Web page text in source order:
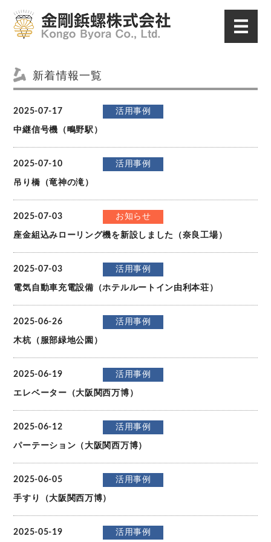
新着情報一覧
2025-07-17 活用事例
中継信号機（鴫野駅）
2025-07-10 活用事例
吊り橋（竜神の滝）
2025-07-03 お知らせ
座金組込みローリング機を新設しました（奈良工場）
2025-07-03 活用事例
電気自動車充電設備（ホテルルートイン由利本荘）
2025-06-26 活用事例
木杭（服部緑地公園）
2025-06-19 活用事例
エレベーター（大阪関西万博）
2025-06-12 活用事例
パーテーション（大阪関西万博）
2025-06-05 活用事例
手すり（大阪関西万博）
2025-05-19 活用事例